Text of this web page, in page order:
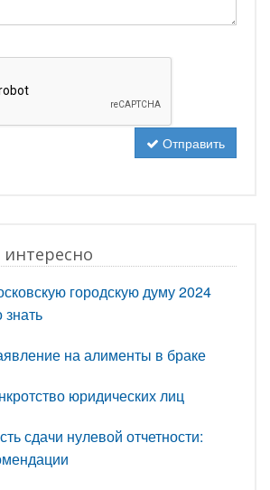
Отправить
городскую думу 2024
знать
на алименты в браке
юридических лиц
сдачи нулевой отчетности: